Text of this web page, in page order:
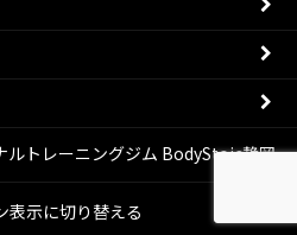
トレーニングジム BodyStoic静岡.
表示に切り替える